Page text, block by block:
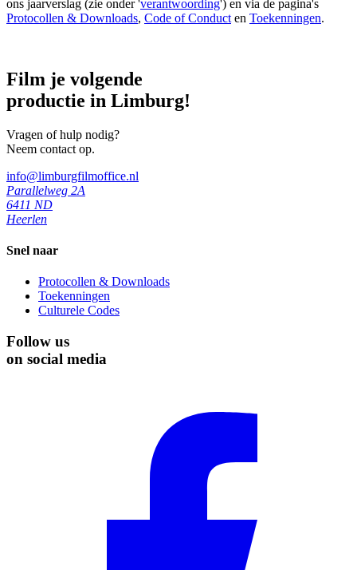
ons jaarverslag (zie onder 'verantwoording') en via de pagina's
Protocollen & Downloads, Code of Conduct en Toekenningen.
Film je volgende
productie in Limburg!
Vragen of hulp nodig?
Neem contact op.
info@limburgfilmoffice.nl
Parallelweg 2A
6411 ND
Heerlen
Snel naar
Protocollen & Downloads
Toekenningen
Culturele Codes
Follow us
on social media